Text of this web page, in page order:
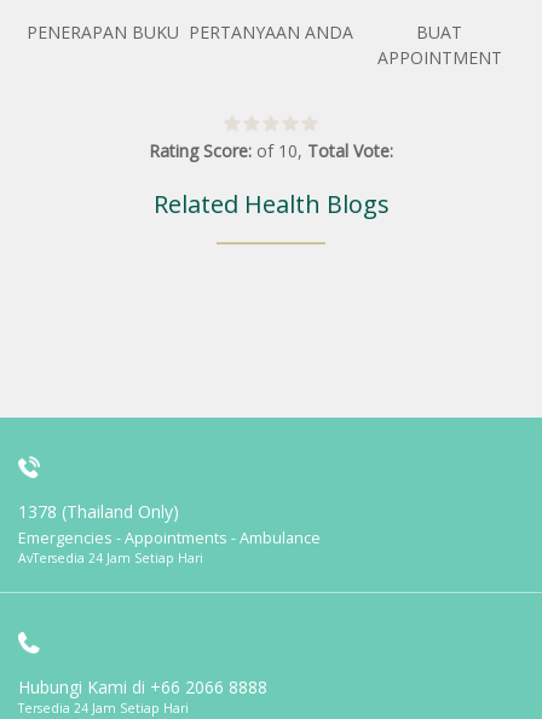
PENERAPAN BUKU PERTANYAAN ANDA
BUAT
APPOINTMENT
Rating Score: of 10, Total Vote:
Related Health Blogs
1378 (Thailand Only)
Emergencies - Appointments - Ambulance
AvTersedia 24 Jam Setiap Hari
Hubungi Kami di +66 2066 8888
Tersedia 24 Jam Setiap Hari